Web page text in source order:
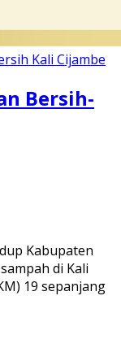
Bersih-
Kabupaten
di Kali
19 sepanjang